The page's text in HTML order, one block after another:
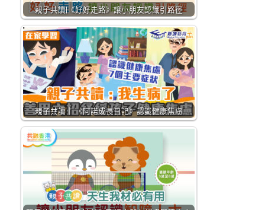
親子共讀|《好好走路》讓小朋友認識引路徑
親子共讀｜ 《阿諾成長日記》認識健康焦慮